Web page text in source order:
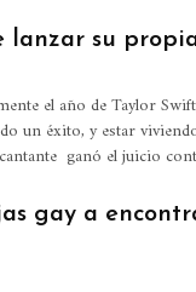
lanzar su
el año de Taylor
un éxito, y estar
ganó el juicio
gay a